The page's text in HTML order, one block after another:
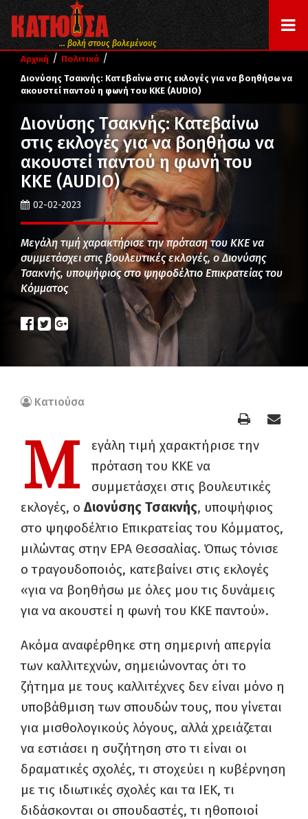
... βολή στους βολεμένους
Αρχική / Πολιτικά /
Διονύσης Τσακνής: Κατεβαίνω στις εκλογές για να βοηθήσω να
ακουστεί παντού η φωνή του ΚΚΕ (AUDIO)
Διονύσης Τσακνής: Κατεβαίνω
στις εκλογές για να βοηθήσω να
ακουστεί παντού η φωνή του
ΚΚΕ (AUDIO)
02-02-2023
Μεγάλη τιμή χαρακτήρισε την πρόταση του ΚΚΕ να
συμμετάσχει στις βουλευτικές εκλογές, ο Διονύσης
Τσακνής, υποψήφιος στο ψηφοδέλτιο Επικρατείας του
Κόμματος
Κατιούσα
Μ
εγάλη τιμή χαρακτήρισε την
πρόταση του ΚΚΕ να
συμμετάσχει στις βουλευτικές
εκλογές, ο Διονύσης Τσακνής, υποψήφιος
στο ψηφοδέλτιο Επικρατείας του Κόμματος,
μιλώντας στην ΕΡΑ Θεσσαλίας. Όπως τόνισε
ο τραγουδοποιός, κατεβαίνει στις εκλογές
«για να βοηθήσω με όλες μου τις δυνάμεις
για να ακουστεί η φωνή του ΚΚΕ παντού».
Ακόμα αναφέρθηκε στη σημερινή απεργία
των καλλιτεχνών, σημειώνοντας ότι το
ζήτημα με τους καλλιτέχνες δεν είναι μόνο η
υποβάθμιση των σπουδών τους, που γίνεται
για μισθολογικούς λόγους, αλλά χρειάζεται
να εστιάσει η συζήτηση στο τι είναι οι
δραματικές σχολές, τι στοχεύει η κυβέρνηση
με τις ιδιωτικές σχολές και τα ΙΕΚ, τι
διδάσκονται οι σπουδαστές, τι ηθοποιοί